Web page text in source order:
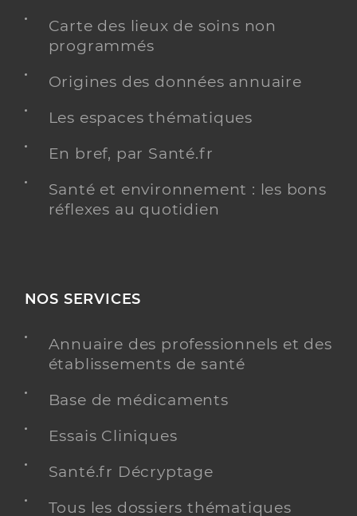
Carte des lieux de soins non
programmés
Origines des données annuaire
Les espaces thématiques
En bref, par Santé.fr
Santé et environnement : les bons
réflexes au quotidien
NOS SERVICES
Annuaire des professionnels et des
établissements de santé
Base de médicaments
Essais Cliniques
Santé.fr Décryptage
Tous les dossiers thématiques